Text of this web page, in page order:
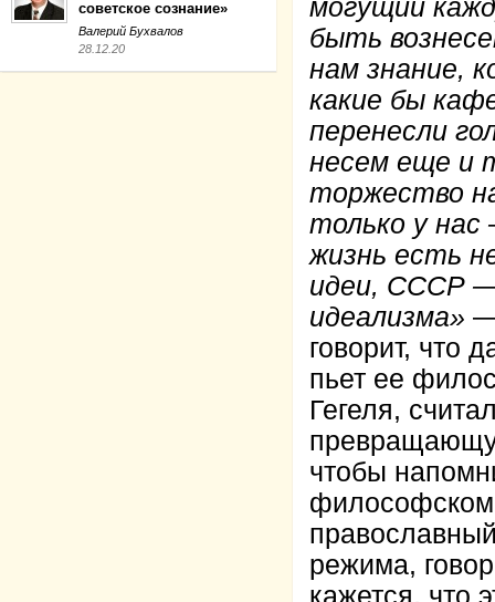
советское сознание»
Валерий Бухвалов
28.12.20
могущий
быть
нам знание,
какие бы
перенесли
несем еще и
торжество
только у нас
жизнь есть
идеи, СССР —
идеализма» —
говорит, что
пьет ее
Гегеля,
чтобы
режима,
кажется, что